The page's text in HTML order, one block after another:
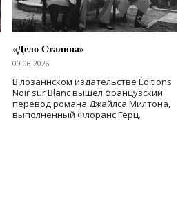
«Дело Сталина»
09.06.2026
В лозаннском издательстве Éditions
Noir sur Blanc вышел французский
перевод романа Джайлса Милтона,
выполненный Флоранс Герц.